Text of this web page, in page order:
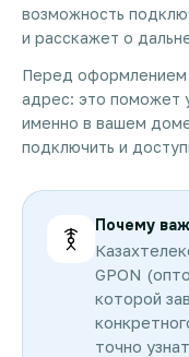
возможность
и расскажет о
Перед оформлением
адрес: это поможет
именно в вашем
подключить и
Почему
GPON
которой
точно